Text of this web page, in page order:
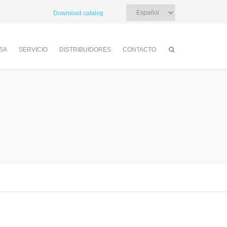
Download catalog
Elegir
SERVICIO DISTRIBUIDORES CONTACTO